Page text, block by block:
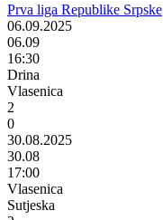
Prva liga Republike Srpske
06.09.2025
06.09
16:30
Drina
Vlasenica
2
0
30.08.2025
30.08
17:00
Vlasenica
Sutjeska